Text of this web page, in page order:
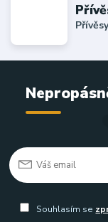
Souhlasím se